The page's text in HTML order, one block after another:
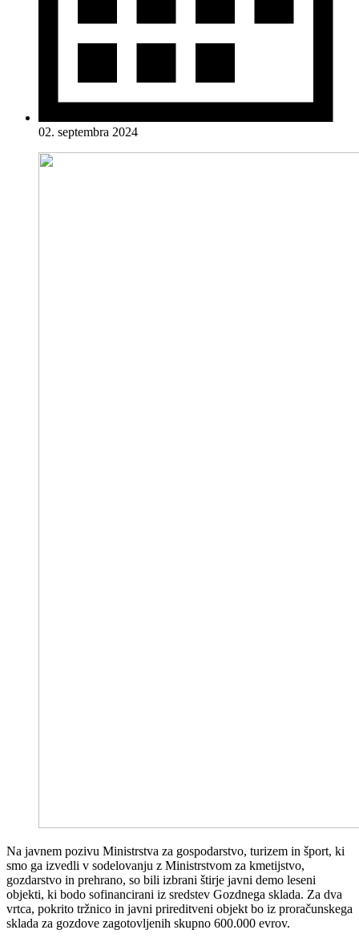
02. septembra 2024
Na javnem pozivu Ministrstva za gospodarstvo, turizem in šport, ki
smo ga izvedli v sodelovanju z Ministrstvom za kmetijstvo,
gozdarstvo in prehrano, so bili izbrani štirje javni demo leseni
objekti, ki bodo sofinancirani iz sredstev Gozdnega sklada. Za dva
vrtca, pokrito tržnico in javni prireditveni objekt bo iz proračunskega
sklada za gozdove zagotovljenih skupno 600.000 evrov.